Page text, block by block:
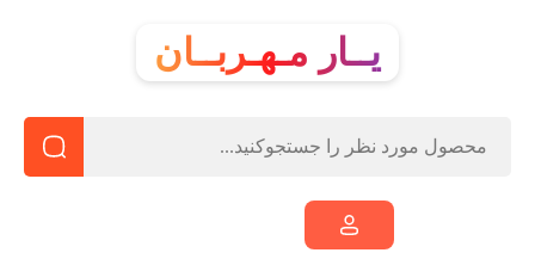
یــار مـهـربــان